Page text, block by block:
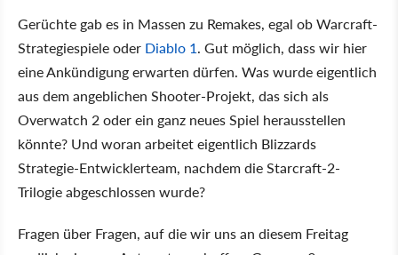
Gerüchte gab es in Massen zu Remakes, egal ob Warcraft-
Strategiespiele oder Diablo 1. Gut möglich, dass wir hier
eine Ankündigung erwarten dürfen. Was wurde eigentlich
aus dem angeblichen Shooter-Projekt, das sich als
Overwatch 2 oder ein ganz neues Spiel herausstellen
könnte? Und woran arbeitet eigentlich Blizzards
Strategie-Entwicklerteam, nachdem die Starcraft-2-
Trilogie abgeschlossen wurde?
Fragen über Fragen, auf die wir uns an diesem Freitag